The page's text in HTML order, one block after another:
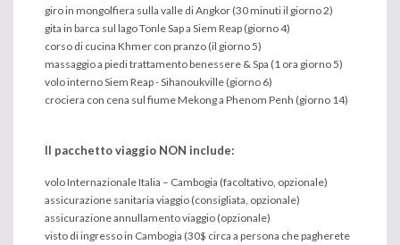
giro in mongolfiera sulla valle di Angkor (30 minuti il giorno 2)
gita in barca sul lago Tonle Sap a Siem Reap (giorno 4)
corso di cucina Khmer con pranzo (il giorno 5)
massaggio a piedi trattamento benessere & Spa (1 ora giorno 5)
volo interno Siem Reap - Sihanoukville (giorno 6)
crociera con cena sul fiume Mekong a Phenom Penh (giorno 14)
Il pacchetto viaggio NON include:
volo Internazionale Italia – Cambogia (facoltativo, opzionale)
assicurazione sanitaria viaggio (consigliata, opzionale)
assicurazione annullamento viaggio (opzionale)
visto di ingresso in Cambogia (30$ circa a persona che pagherete